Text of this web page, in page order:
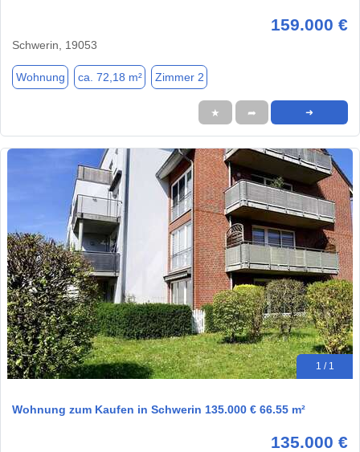
159.000 €
Schwerin, 19053
Wohnung ca. 72,18 m² Zimmer 2
★ ➦ ➜
1 / 1
Wohnung zum Kaufen in Schwerin 135.000 € 66.55 m²
135.000 €